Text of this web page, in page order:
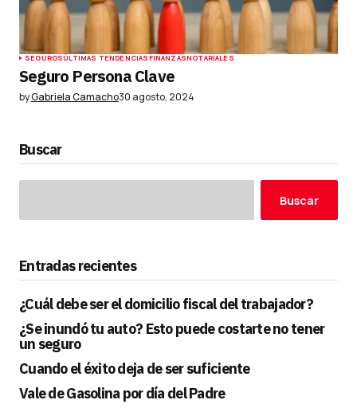
SEGUROSÚLTIMAS TENDENCIASFINANZASNOTARIALES
Seguro Persona Clave
byGabriela Camacho30 agosto, 2024
Buscar
Buscar
Entradas recientes
¿Cuál debe ser el domicilio fiscal del trabajador?
¿Se inundó tu auto? Esto puede costarte no tener
un seguro
Cuando el éxito deja de ser suficiente
Vale de Gasolina por día del Padre